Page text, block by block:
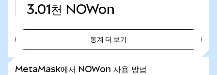
3.01천 NOWon
통계 더 보기
MetaMask에서 NOWon 사용 방법